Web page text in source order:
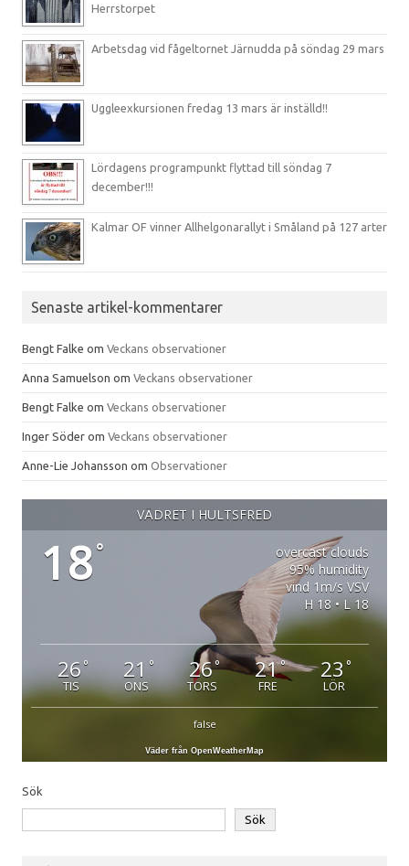
Herrstorpet
Arbetsdag vid fågeltornet Järnudda på söndag 29 mars
Uggleexkursionen fredag 13 mars är inställd!!
Lördagens programpunkt flyttad till söndag 7
december!!!
Kalmar OF vinner Allhelgonarallyt i Småland på 127 arter
Senaste artikel-kommentarer
Bengt Falke om Veckans observationer
Anna Samuelson om Veckans observationer
Bengt Falke om Veckans observationer
Inger Söder om Veckans observationer
Anne-Lie Johansson om Observationer
VÄDRET I HULTSFRED
18°
overcast clouds
95% humidity
vind 1m/s VSV
H 18 • L 18
26°
TIS
21 °
ONS
26°
TORS
21°
FRE
23 °
LÖR
false
Väder från OpenWeatherMap
Sök
Sök